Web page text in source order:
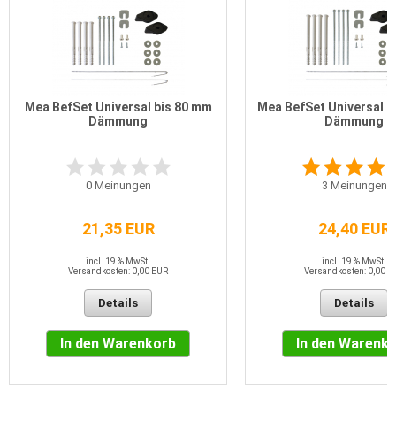
Mea BefSet Universal bis 80 mm
Dämmung
0Meinungen
21,35 EUR
incl. 19 % MwSt.
Versandkosten: 0,00 EUR
Details
In den Warenkorb
Mea BefSet Universal
Dämmung
3 Meinungen
24,40 EUR
incl. 19 % MwSt.
Versandkosten: 0,00
Details
In den